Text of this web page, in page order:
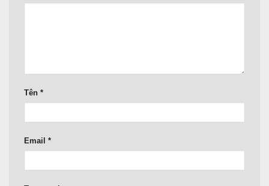
Tên *
Email *